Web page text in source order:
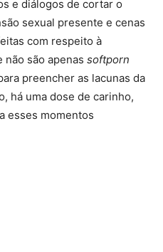
e diálogos de cortar o
sexual presente e cenas
com respeito à
não são apenas softporn
preencher as lacunas da
há uma dose de carinho,
esses momentos